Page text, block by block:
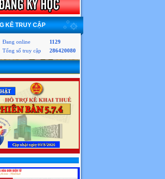
KÊ TRUY CẬP
Đang online
1129
Tổng số truy cập
286420080